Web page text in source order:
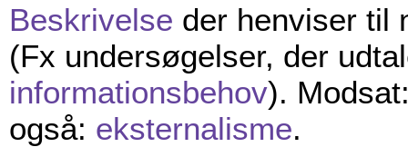
Beskrivelse der henviser til
(Fx undersøgelser, der
informationsbehov).
også: eksternalisme.